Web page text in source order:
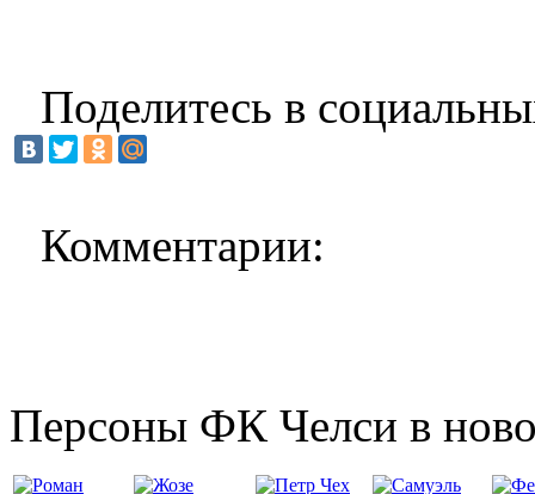
Поделитесь в
Комментарии:
Персоны ФК Челси в